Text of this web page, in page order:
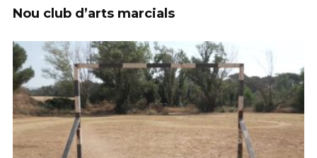
Nou club d’arts marcials